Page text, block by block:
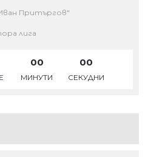
Притъргов"
лига
00
МИНУТИ
00
СЕКУДНИ